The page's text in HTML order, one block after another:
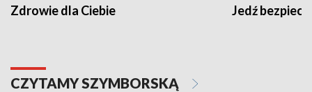
Zdrowie dla Ciebie Jedź
CZYTAMY SZYMBORSKĄ